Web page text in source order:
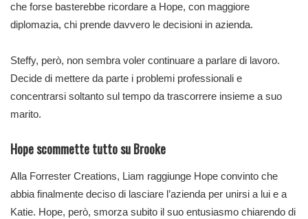
che forse basterebbe ricordare a Hope, con maggiore
diplomazia, chi prende davvero le decisioni in azienda.
Steffy, però, non sembra voler continuare a parlare di lavoro.
Decide di mettere da parte i problemi professionali e
concentrarsi soltanto sul tempo da trascorrere insieme a suo
marito.
Hope scommette tutto su Brooke
Alla Forrester Creations, Liam raggiunge Hope convinto che
abbia finalmente deciso di lasciare l’azienda per unirsi a lui e a
Katie. Hope, però, smorza subito il suo entusiasmo chiarendo di